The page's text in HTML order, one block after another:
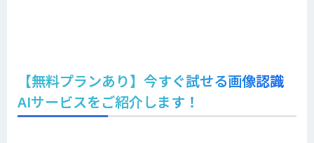
【無料プランあり】 今すぐ試せる画像認識
AIサービスをご紹介します！